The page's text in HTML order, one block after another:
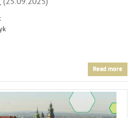
Read more